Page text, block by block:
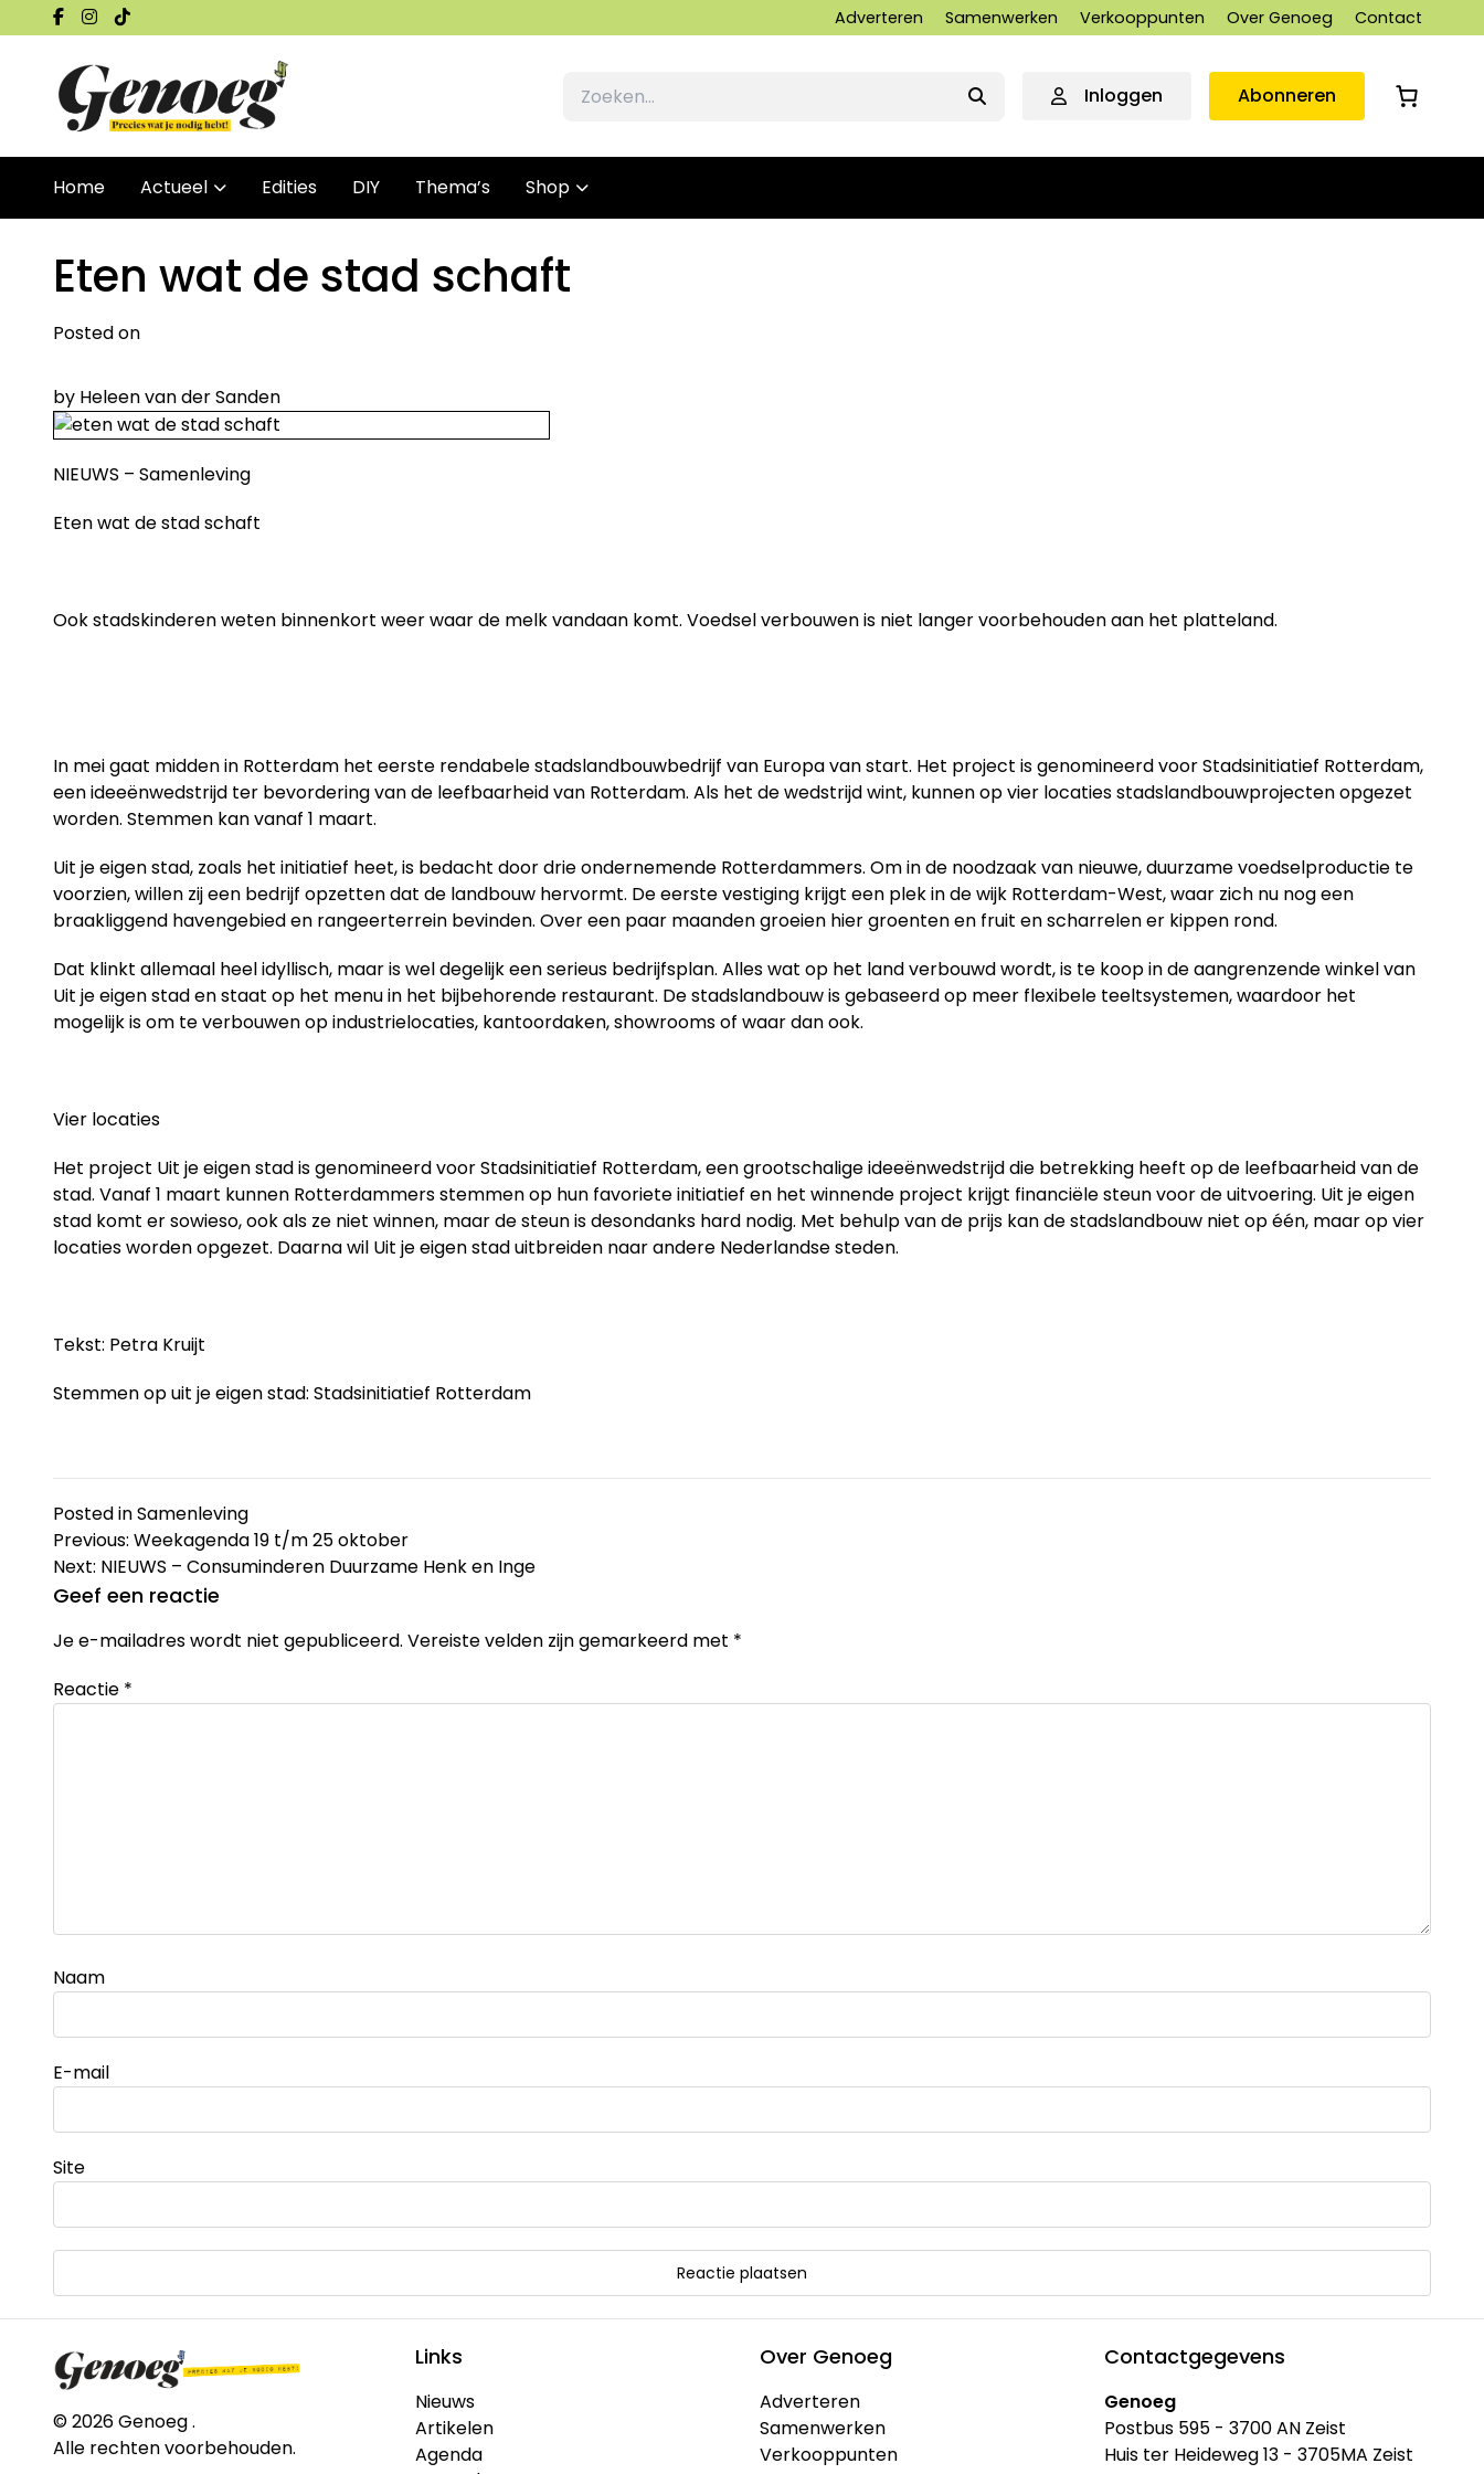
Adverteren Samenwerken Verkooppunten Over Genoeg Contact
Inloggen Abonneren
Home Actueel Edities DIY Thema’s Shop
Eten wat de stad schaft
Posted on
by Heleen van der Sanden
NIEUWS – Samenleving
Eten wat de stad schaft
Ook stadskinderen weten binnenkort weer waar de melk vandaan komt. Voedsel verbouwen is niet langer voorbehouden aan het platteland.
In mei gaat midden in Rotterdam het eerste rendabele stadslandbouwbedrijf van Europa van start. Het project is genomineerd voor Stadsinitiatief Rotterdam,
een ideeënwedstrijd ter bevordering van de leefbaarheid van Rotterdam. Als het de wedstrijd wint, kunnen op vier locaties stadslandbouwprojecten opgezet
worden. Stemmen kan vanaf 1 maart.
Uit je eigen stad, zoals het initiatief heet, is bedacht door drie ondernemende Rotterdammers. Om in de noodzaak van nieuwe, duurzame voedselproductie te
voorzien, willen zij een bedrijf opzetten dat de landbouw hervormt. De eerste vestiging krijgt een plek in de wijk Rotterdam-West, waar zich nu nog een
braakliggend havengebied en rangeerterrein bevinden. Over een paar maanden groeien hier groenten en fruit en scharrelen er kippen rond.
Dat klinkt allemaal heel idyllisch, maar is wel degelijk een serieus bedrijfsplan. Alles wat op het land verbouwd wordt, is te koop in de aangrenzende winkel van
Uit je eigen stad en staat op het menu in het bijbehorende restaurant. De stadslandbouw is gebaseerd op meer flexibele teeltsystemen, waardoor het
mogelijk is om te verbouwen op industrielocaties, kantoordaken, showrooms of waar dan ook.
Vier locaties
Het project Uit je eigen stad is genomineerd voor Stadsinitiatief Rotterdam, een grootschalige ideeënwedstrijd die betrekking heeft op de leefbaarheid van de
stad. Vanaf 1 maart kunnen Rotterdammers stemmen op hun favoriete initiatief en het winnende project krijgt financiële steun voor de uitvoering. Uit je eigen
stad komt er sowieso, ook als ze niet winnen, maar de steun is desondanks hard nodig. Met behulp van de prijs kan de stadslandbouw niet op één, maar op vier
locaties worden opgezet. Daarna wil Uit je eigen stad uitbreiden naar andere Nederlandse steden.
Tekst: Petra Kruijt
Stemmen op uit je eigen stad: Stadsinitiatief Rotterdam
Posted inSamenleving
Bericht
navigatie
Previous: Weekagenda 19 t/m 25 oktober
Next: NIEUWS – Consuminderen Duurzame Henk en Inge
Geef een reactie
Je e-mailadres wordt niet gepubliceerd. Vereiste velden zijn gemarkeerd met *
Reactie *
Naam
E-mail
Site
© 2026 Genoeg .
Alle rechten voorbehouden.
Links
Nieuws
Artikelen
Agenda
Over Genoeg
Adverteren
Samenwerken
Verkooppunten
Contactgegevens
Genoeg
Postbus 595 - 3700 AN Zeist
Huis ter Heideweg 13 - 3705MA Zeist